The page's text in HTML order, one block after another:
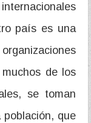
país es una
de los
se toman
que